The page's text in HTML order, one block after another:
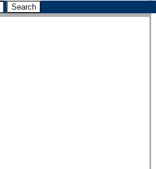
Search